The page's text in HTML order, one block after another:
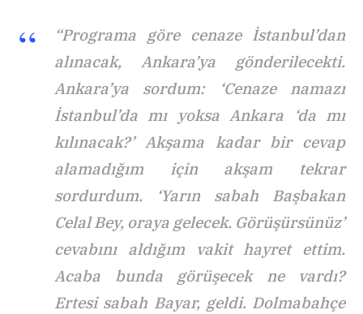
“Programa göre cenaze İstanbul’dan
alınacak, Ankara’ya gönderilecekti.
Ankara’ya sordum: ‘Cenaze namazı
İstanbul’da mı yoksa Ankara ‘da mı
kılınacak?’ Akşama kadar bir cevap
alamadığım için akşam tekrar
sordurdum. ‘Yarın sabah Başbakan
Celal Bey, oraya gelecek. Görüşürsünüz’
cevabını aldığım vakit hayret ettim.
Acaba bunda görüşecek ne vardı?
Ertesi sabah Bayar, geldi. Dolmabahçe